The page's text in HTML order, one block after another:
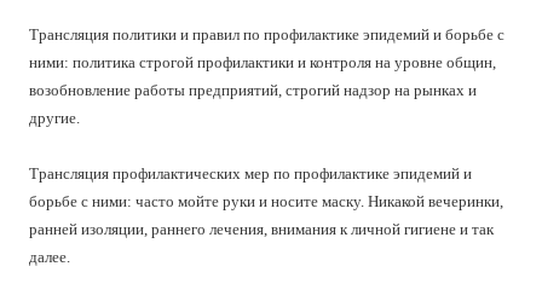
Трансляция политики и правил по профилактике эпидемий и борьбе с
ними: политика строгой профилактики и контроля на уровне общин,
возобновление работы предприятий, строгий надзор на рынках и
другие.
Трансляция профилактических мер по профилактике эпидемий и
борьбе с ними: часто мойте руки и носите маску. Никакой вечеринки,
ранней изоляции, раннего лечения, внимания к личной гигиене и так
далее.